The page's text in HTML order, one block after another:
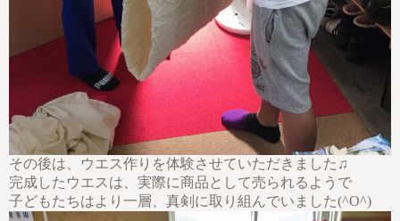
その後は、ウエス作りを体験させていただきました♫
完成したウエスは、実際に商品として売られるようで
子どもたちはより一層、真剣に取り組んでいました(^O^)